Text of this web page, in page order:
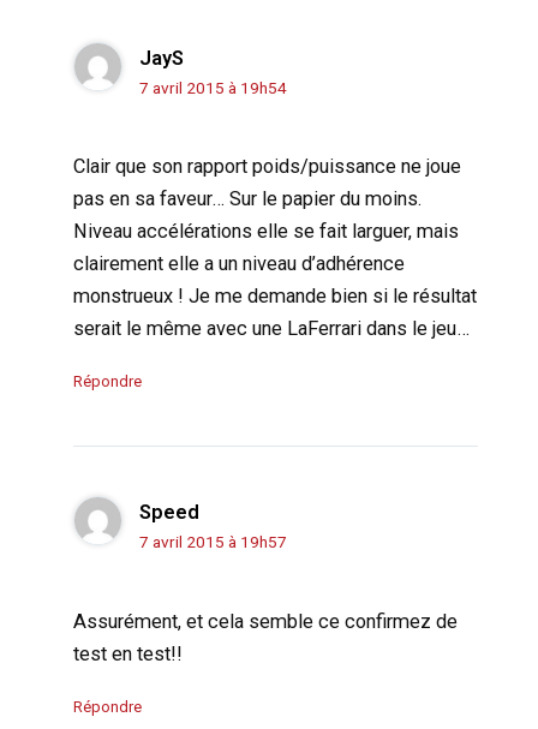
JayS
7 avril 2015 à 19h54
Clair que son rapport poids/puissance ne joue
pas en sa faveur… Sur le papier du moins.
Niveau accélérations elle se fait larguer, mais
clairement elle a un niveau d’adhérence
monstrueux ! Je me demande bien si le résultat
serait le même avec une LaFerrari dans le jeu…
Répondre
Speed
7 avril 2015 à 19h57
Assurément, et cela semble ce confirmez de
test en test!!
Répondre